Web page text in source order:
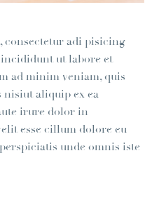
consectetur adi pisicing
ut labore et
ad minim veniam, quis
aliquip ex ea
irure dolor in
esse cillum dolore eu
unde omnis iste